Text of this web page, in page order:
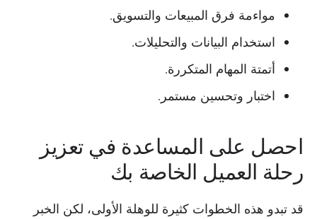
مواءمة فرق المبيعات والتسويق.
استخدام البيانات والتحليلات.
أتمتة المهام المتكررة.
اختبار وتحسين مستمر.
احصل على المساعدة في تعزيز
رحلة العميل الخاصة بك
قد تبدو هذه الخطوات كثيرة للوهلة الأولى، لكن الخبر